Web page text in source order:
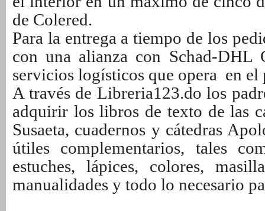
de Colered.
Para la entrega a tiempo de los
con una alianza con Schad-DHL
servicios logísticos que opera en
A través de Libreria123.do los
adquirir los libros de texto de las
Susaeta, cuadernos y cátedras
útiles complementarios, tales
estuches, lápices, colores,
manualidades y todo lo necesario